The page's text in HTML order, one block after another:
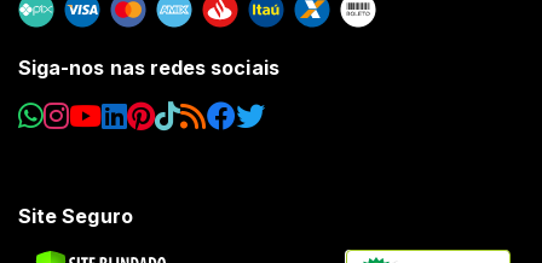
Siga-nos nas redes sociais
Site Seguro